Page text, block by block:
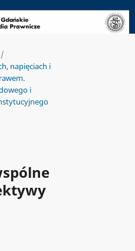
Naukowe
/
napięciach i
i